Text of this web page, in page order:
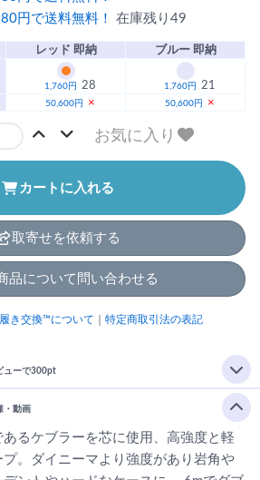
円で送料無料！ 在庫残り49
レッド 即納 ブルー 即納
1,760円 28 1,760円
21
50,600円 × 50,600円 ×
お気に入り
カートに入れる
取寄せを依頼する
品について問い合わせる
き交換™について 特定商取引法の表記
ューで300pt
・動画
るケブラーを芯に使用、高強度と軽
。ダイニーマより強度があり岩角や